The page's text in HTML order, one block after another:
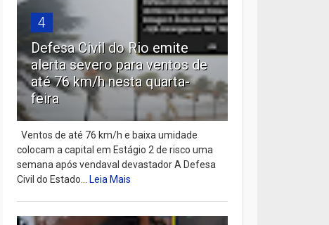
4
Defesa Civil do Rio emite
alerta severo para ventos de
até 76 km/h nesta quarta-
feira
Ventos de até 76 km/h e baixa umidade
colocam a capital em Estágio 2 de risco uma
semana após vendaval devastador A Defesa
Civil do Estado...Leia Mais